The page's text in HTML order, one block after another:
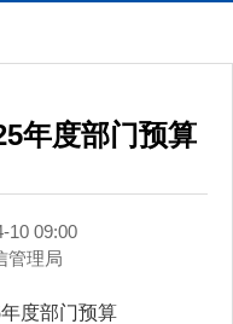
年度部门预算
10 09:00
管理局
度部门预算